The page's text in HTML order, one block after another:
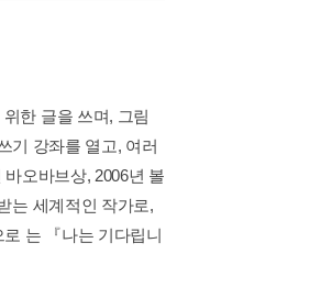
한 글을 쓰며, 그림
기 강좌를 열고, 여러
오바브상, 2006년 볼
는 세계적인 작가로,
는 『나는 기다립니